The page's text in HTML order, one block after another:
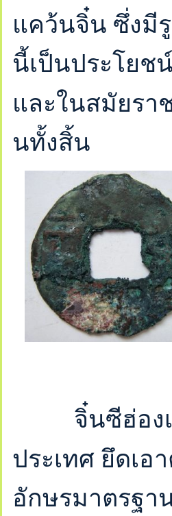
แคว้นจิ๋น ซึ่งมี
นี้เป็นประโยช
และในสมัยรา
นทั้งสิ้น
จิ๋นซีฮ่อง
ประเทศ ยึดเ
อักษรมาตรฐา